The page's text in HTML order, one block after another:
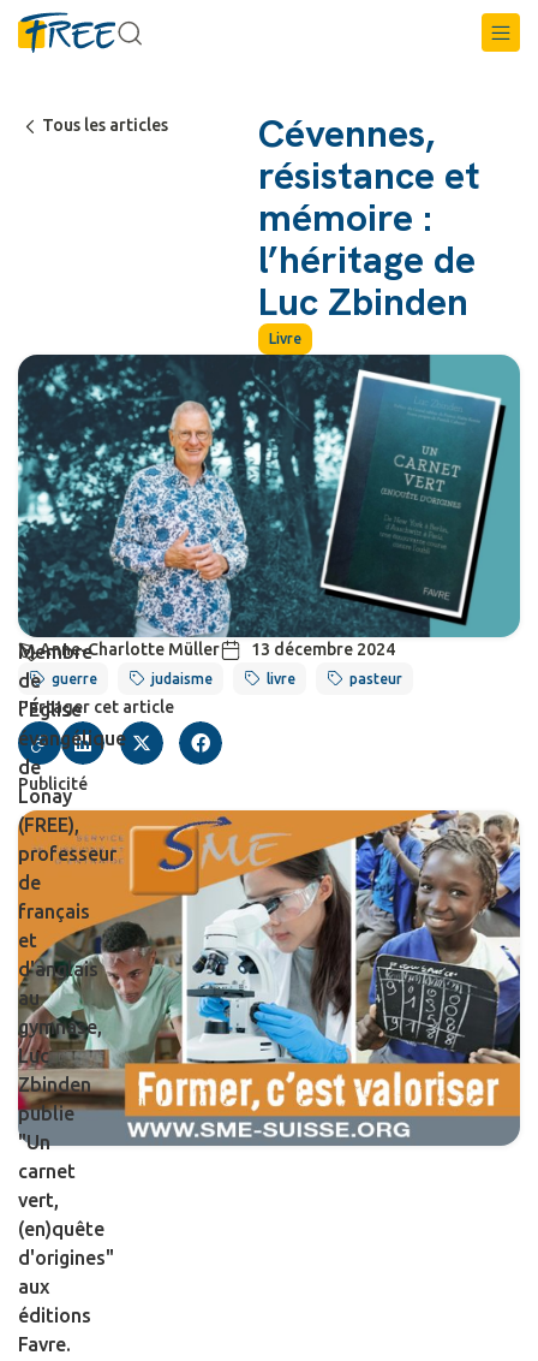
Tous les articles
Cévennes,
résistance et
mémoire :
l’héritage de
Luc Zbinden
Livre
Anne-Charlotte Müller 13 décembre 2024
guerre judaisme livre pasteur
Partager cet article
Publicité
Membre
de
l'Église
évangélique
de
Lonay
(FREE),
professeur
de
français
et
d'anglais
au
gymnase,
Luc
Zbinden
publie
"Un
carnet
vert,
(en)quête
d'origines"
aux
éditions
Favre.